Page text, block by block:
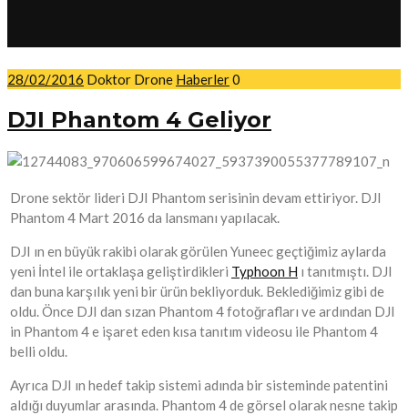
28/02/2016 Doktor Drone Haberler0
DJI Phantom 4 Geliyor
Drone sektör lideri DJI Phantom serisinin devam ettiriyor. DJI
Phantom 4 Mart 2016 da lansmanı yapılacak.
DJI ın en büyük rakibi olarak görülen Yuneec geçtiğimiz aylarda
yeni İntel ile ortaklaşa geliştirdikleri Typhoon H ı tanıtmıştı. DJI
dan buna karşılık yeni bir ürün bekliyorduk. Beklediğimiz gibi de
oldu. Önce DJI dan sızan Phantom 4 fotoğrafları ve ardından DJI
in Phantom 4 e işaret eden kısa tanıtım videosu ile Phantom 4
belli oldu.
Ayrıca DJI ın hedef takip sistemi adında bir sisteminde patentini
aldığı duyumlar arasında. Phantom 4 de görsel olarak nesne takip